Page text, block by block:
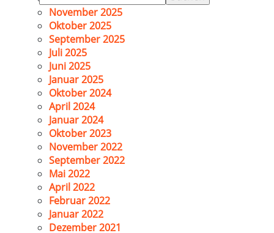
nach:
November 2025
Oktober 2025
September 2025
Juli 2025
Juni 2025
Januar 2025
Oktober 2024
April 2024
Januar 2024
Oktober 2023
November 2022
September 2022
Mai 2022
April 2022
Februar 2022
Januar 2022
Dezember 2021